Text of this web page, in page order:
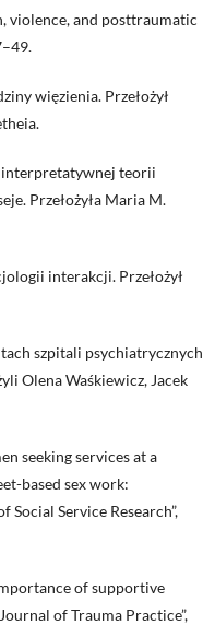
violence, and posttraumatic
więzienia. Przełożył
interpretatywnej teorii
Przełożyła Maria M.
interakcji. Przełożył
szpitali psychiatrycznych
Olena Waśkiewicz, Jacek
seeking services at a
based sex work:
Service Research”,
of supportive
of Trauma Practice”,